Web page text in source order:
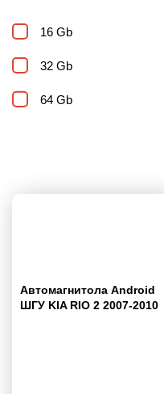
16 Gb
32 Gb
64 Gb
Автомагнитола Android
ШГУ KIA RIO 2 2007-2010